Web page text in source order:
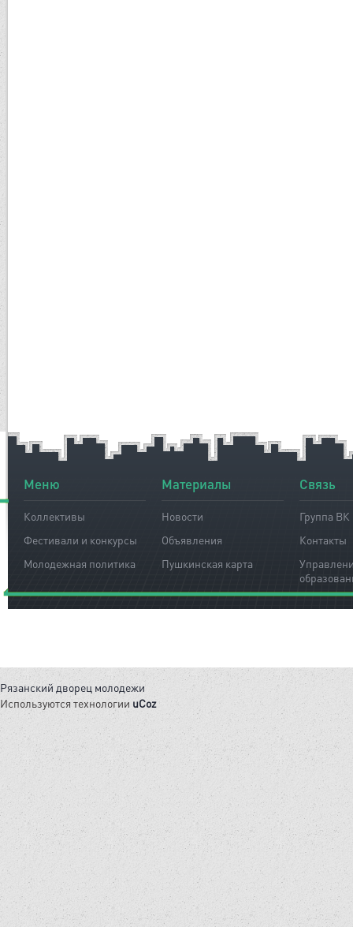
Меню
Коллективы
Фестивали и конкурсы
Молодежная политика
Материалы
Новости
Объявления
Пушкинская карта
Связь
Группа ВК
Контакты
Рязанский дворец молодежи
Используются технологии uCoz